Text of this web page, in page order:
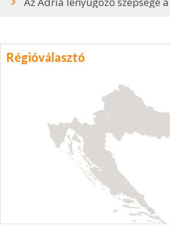
Régióválasztó